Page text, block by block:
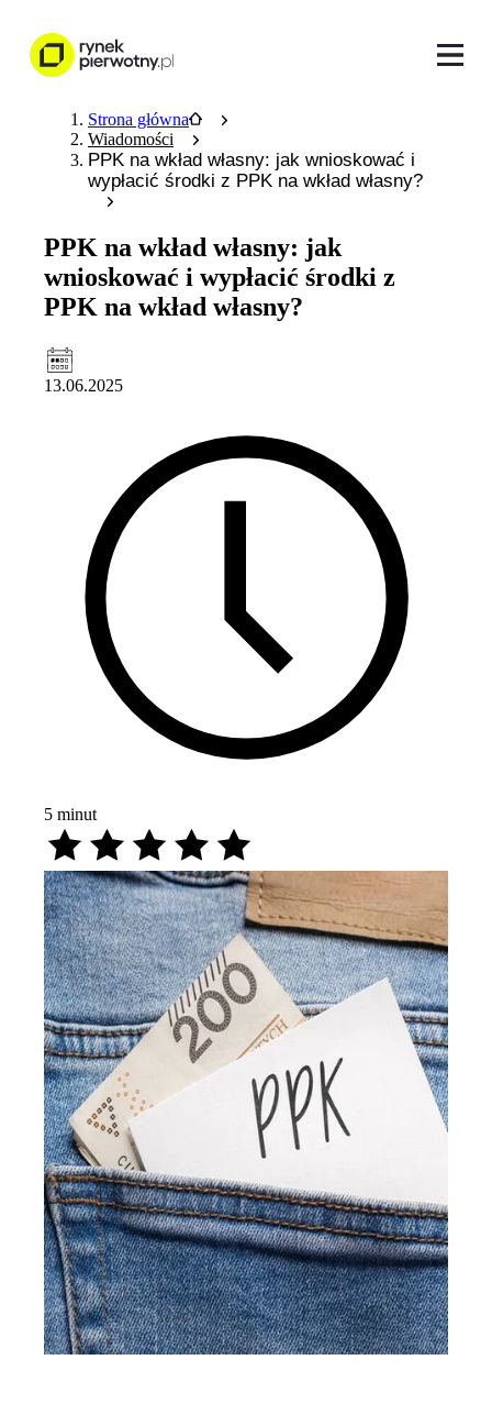
Strona główna
Wiadomości
PPK na wkład własny: jak wnioskować i
wypłacić środki z PPK na wkład własny?
PPK na wkład własny: jak
wnioskować i wypłacić środki z
PPK na wkład własny?
13.06.2025
5 minut